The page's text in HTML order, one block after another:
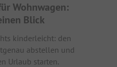
Wohnwagen:
Blick
kinderleicht: den
abstellen und
Urlaub starten.